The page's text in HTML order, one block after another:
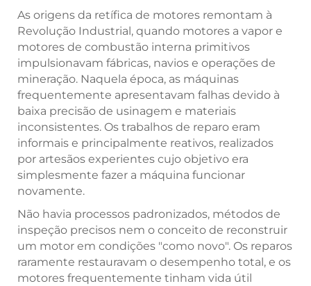
As origens da retífica de motores remontam à
Revolução Industrial, quando motores a vapor e
motores de combustão interna primitivos
impulsionavam fábricas, navios e operações de
mineração. Naquela época, as máquinas
frequentemente apresentavam falhas devido à
baixa precisão de usinagem e materiais
inconsistentes. Os trabalhos de reparo eram
informais e principalmente reativos, realizados
por artesãos experientes cujo objetivo era
simplesmente fazer a máquina funcionar
novamente.
Não havia processos padronizados, métodos de
inspeção precisos nem o conceito de reconstruir
um motor em condições "como novo". Os reparos
raramente restauravam o desempenho total, e os
motores frequentemente tinham vida útil